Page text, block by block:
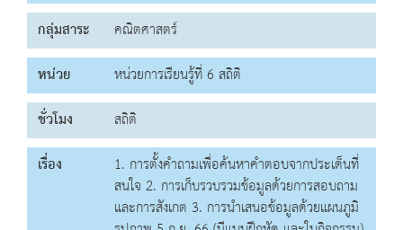
กลุ่มสาระ
คณิตศาสตร์
หน่วย
หน่วยการเรียนรู้ที่ 6 สถิติ
ชั่วโมง
สถิติ
เรื่อง
1. การตั้งคำถามเพื่อค้นหาคำตอบจากประเด็นที่
สนใจ 2. การเก็บรวบรวมข้อมูลด้วยการสอบถาม
และการสังเกต 3. การนำเสนอข้อมูลด้วยแผนภูมิ